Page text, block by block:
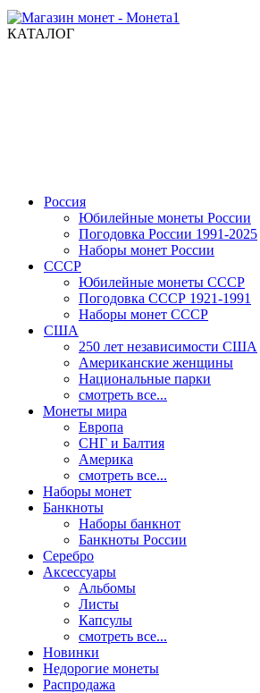
КАТАЛОГ
Россия
Юбилейные монеты России
Погодовка России 1991-2025
Наборы монет России
СССР
Юбилейные монеты СССР
Погодовка СССР 1921-1991
Наборы монет СССР
США
250 лет независимости США
Американские женщины
Национальные парки
смотреть все...
Монеты мира
Европа
СНГ и Балтия
Америка
смотреть все...
Наборы монет
Банкноты
Наборы банкнот
Банкноты России
Серебро
Аксессуары
Альбомы
Листы
Капсулы
смотреть все...
Новинки
Недорогие монеты
Распродажа